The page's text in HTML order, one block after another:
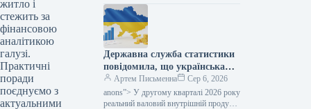
житло і
стежить за
фінансовою
аналітикою
галузі.
Практичні
поради
поєднуємо з
актуальними
ще однієї. Ці наміри закладено
у проєкті Програми соціально-
економічного
Державна служба статистики
повідомила, що українська
економіка відновила
зростання у другому кварталі.
Артем Письменна
Сер 6, 2026
anons”> У другому кварталі 2026 року
реальний валовий внутрішній продукт